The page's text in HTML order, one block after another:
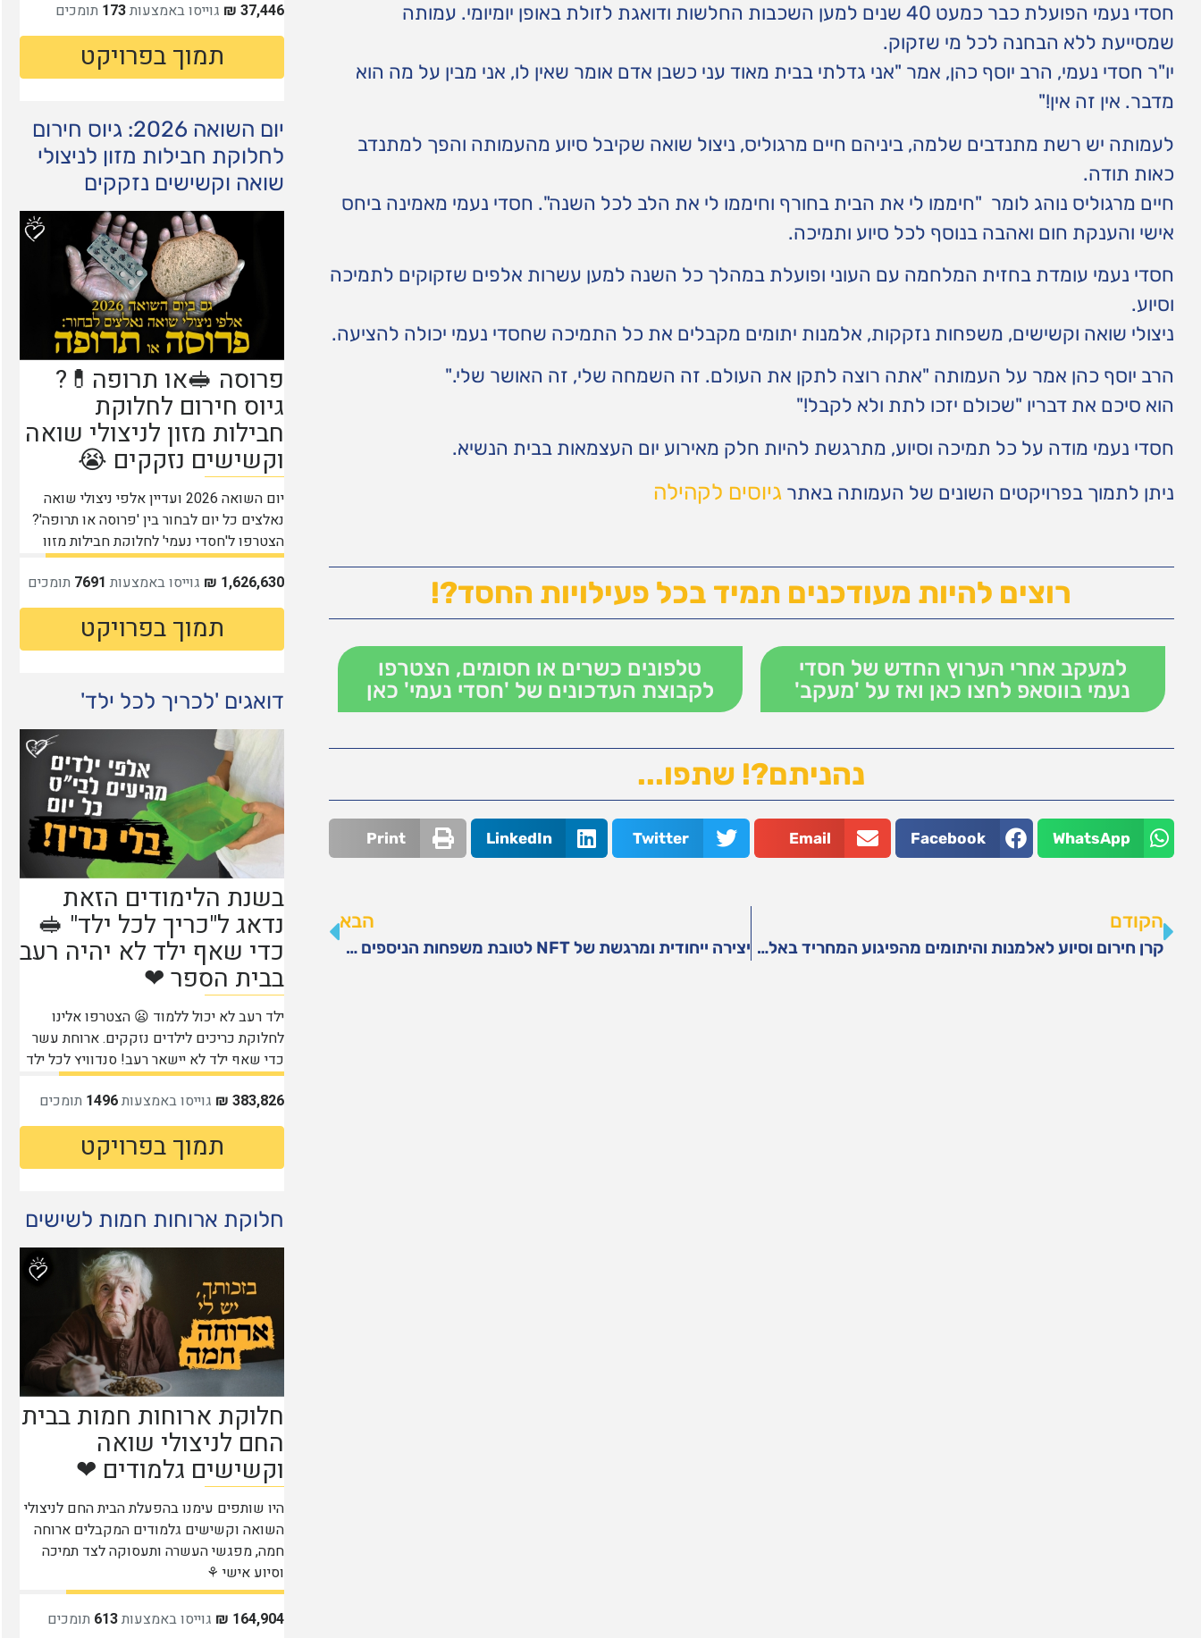
חסדי נעמי הפועלת כבר כמעט 40 שנים למען השכבות החלשות ודואגת לזולת באופן יומיומי. עמותה
שמסייעת ללא הבחנה לכל מי שזקוק.
יו"ר חסדי נעמי, הרב יוסף כהן, אמר "אני גדלתי בבית מאוד עני כשבן אדם אומר שאין לו, אני מבין על מה הוא
מדבר. אין זה אין!"
לעמותה יש רשת מתנדבים שלמה, ביניהם חיים מרגוליס, ניצול שואה שקיבל סיוע מהעמותה והפך למתנדב
כאות תודה.
חיים מרגוליס נוהג לומר "חיממו לי את הבית בחורף וחיממו לי את הלב לכל השנה". חסדי נעמי מאמינה ביחס
אישי והענקת חום ואהבה בנוסף לכל סיוע ותמיכה.
חסדי נעמי עומדת בחזית המלחמה עם העוני ופועלת במהלך כל השנה למען עשרות אלפים שזקוקים לתמיכה
וסיוע.
ניצולי שואה וקשישים, משפחות נזקקות, אלמנות יתומים מקבלים את כל התמיכה שחסדי נעמי יכולה להציעה.
הרב יוסף כהן אמר על העמותה "אתה רוצה לתקן את העולם. זה השמחה שלי, זה האושר שלי."
הוא סיכם את דבריו "שכולם יזכו לתת ולא לקבל!"
חסדי נעמי מודה על כל תמיכה וסיוע, מתרגשת להיות חלק מאירוע יום העצמאות בבית הנשיא.
ניתן לתמוך בפרויקטים השונים של העמותה באתר גיוסים לקהילה
רוצים להיות מעודכנים תמיד בכל פעילויות החסד?!
למעקב אחרי הערוץ החדש של חסדי
נעמי בווסאפ לחצו כאן ואז על 'מעקב'
טלפונים כשרים או חסומים, הצטרפו
לקבוצת העדכונים של 'חסדי נעמי' כאן
נהניתם?! שתפו...
WhatsApp
Facebook
Email
Twitter
LinkedIn
Print
הקודם
קרן חירום וסיוע לאלמנות והיתומים מהפיגוע המחריד באלעד
הבא
יצירה ייחודית ומרגשת של NFT לטובת משפחות הניספים באסון מירון
יום השואה 2026: גיוס חירום
לחלוקת חבילות מזון לניצולי
שואה וקשישים נזקקים
דואגים 'לכריך לכל ילד'
חלוקת ארוחות חמות לשישים